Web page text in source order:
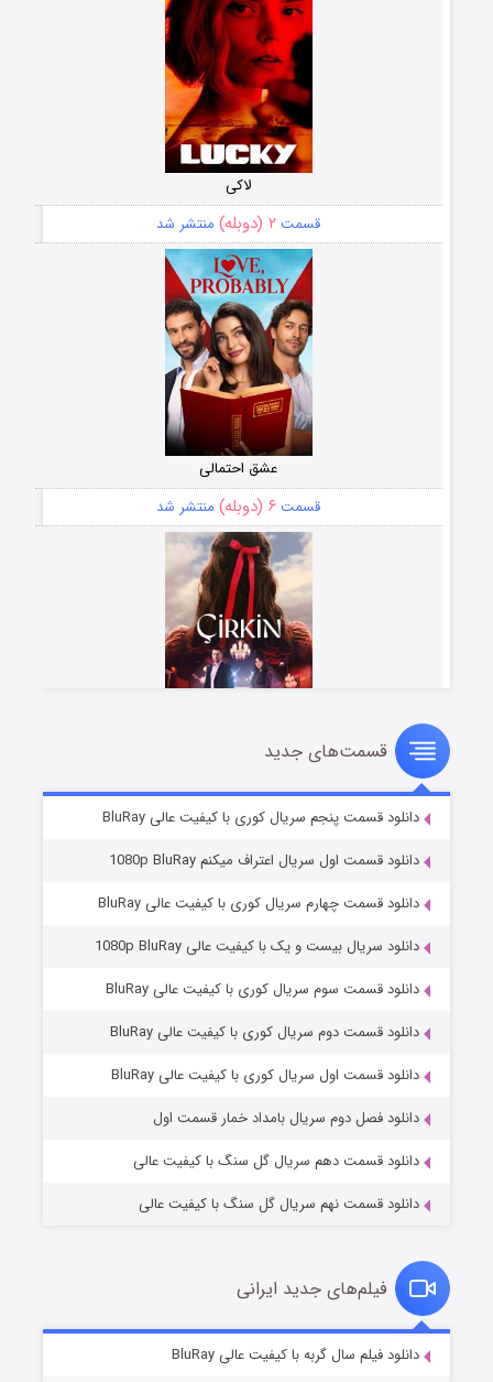
لاکی
قسمت ۲ (دوبله) منتشر شد
عشق احتمالی
قسمت ۶ (دوبله) منتشر شد
سریال زشت
قسمت۵ (زیرنویس) منتشر شد
وستی ها
قسمت۱ (زیرنویس) منتشر شد
قسمت۶ (زیرنویس) منتشر شد
قسمت‌های جدید
دانلود قسمت پنجم سریال کوری با کیفیت عالی BluRay
دانلود قسمت اول سریال اعتراف میکنم 1080p BluRay
دانلود قسمت چهارم سریال کوری با کیفیت عالی BluRay
دانلود سریال بیست و یک با کیفیت عالی 1080p BluRay
دانلود قسمت سوم سریال کوری با کیفیت عالی BluRay
دانلود قسمت دوم سریال کوری با کیفیت عالی BluRay
دانلود قسمت اول سریال کوری با کیفیت عالی BluRay
دانلود فصل دوم سریال بامداد خمار قسمت اول
دانلود قسمت دهم سریال گل سنگ با کیفیت عالی
دانلود قسمت نهم سریال گل سنگ با کیفیت عالی
فیلم‌های جدید ایرانی
دانلود فیلم سال گربه با کیفیت عالی BluRay